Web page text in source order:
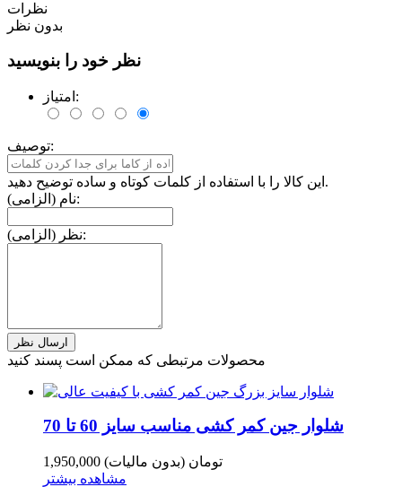
نظرات
بدون نظر
نظر خود را بنویسید
امتیاز:
توصیف:
این کالا را با استفاده از کلمات کوتاه و ساده توضیح دهید.
نام (الزامی):
نظر (الزامی):
محصولات مرتبطی که ممکن است پسند کنید
شلوار جین کمر کشی مناسب سایز 60 تا 70
1,950,000 تومان (بدون مالیات)
مشاهده بیشتر